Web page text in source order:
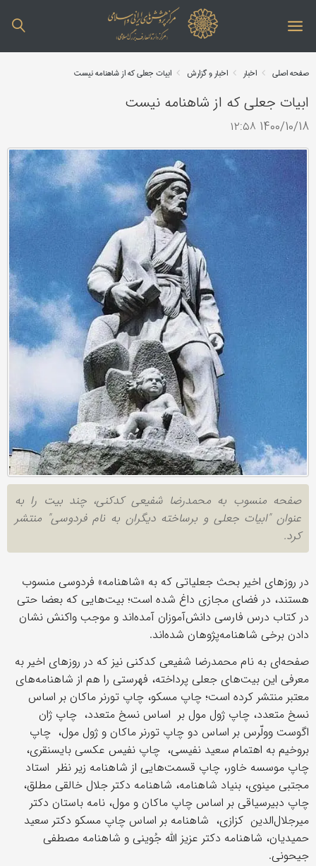
صفحه اصلی اخبار اخبار و گزارش ابیات جعلی که از شاهنامه نیست
ابیات جعلی که از شاهنامه نیست
1400/10/18 ۱۲:۵۸
صفحه منسوب به محمدرضا شفیعی کدکنی، چند بیت را به
عنوان "ابیات جعلی و برساخته دیگران به نام فردوسی" منتشر
کرد.
در روزهای اخیر بحث جعلیاتی که به «شاهنامه» فردوسی منسوب
هستند، در فضای مجازی داغ شده است؛ بیت‌هایی که بعضا حتی
در کتاب درس فارسی دانش‌آموزان آمده‌اند و موجب واکنش نشان
دادن برخی شاهنامه‌پژوهان شده‌اند.
صفحه‌ای به نام محمدرضا شفیعی‌ کدکنی نیز که در روزهای اخیر به
معرفی این بیت‌های جعلی پرداخته، فهرستی را هم از شاهنامه‌های
معتبر منتشر کرده است؛ چاپ مسکو، چاپ تورنر ماکان بر اساس
نسخ متعدد، چاپ ژول مول بر اساس نسخ متعدد، چاپ ژان
اگوست وولّرس بر اساس دو چاپ تورنر ماکان و ژول مول، چاپ
بروخیم به اهتمام سعید نفیسی، چاپ نفیس عکسی بایسنقری،
چاپ موسسه خاور، چاپ قسمت‌هایی از شاهنامه زیر نظر استاد
مجتبی مینوی، بنیاد شاهنامه، شاهنامه دکتر جلال خالقی مطلق،
چاپ دبیرسیاقی بر اساس چاپ ماکان و مول، نامه باستان دکتر
میرجلال‌الدین کزازی، شاهنامه بر اساس چاپ مسکو دکتر سعید
حمیدیان، شاهنامه دکتر عزیز الله جُوینی و شاهنامه مصطفی
جیحونی.